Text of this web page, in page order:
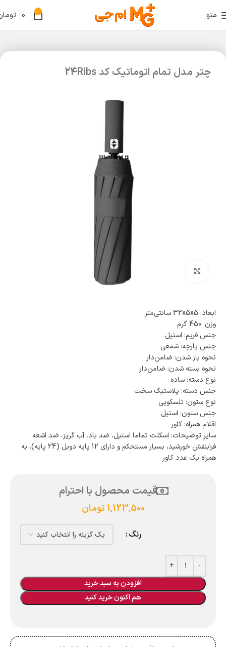
منو 0
0
چتر مدل تمام اتوماتیک کد 24Ribs
ابعاد: 32x5x5 سانتی‌متر
وزن: 450 گرم
جنس فریم: استیل
جنس پارچه: شمعی
نحوه باز شدن: ضامن‌دار
نحوه بسته شدن: ضامن‌دار
نوع دسته: ساده
جنس دسته: پلاستیک سخت
نوع ستون: تلسکوپی
جنس ستون: استیل
اقلام همراه: کاور
سایر توضیحات: اسکلت تماما استیل، ضد باد، آب گریز، ضد اشعه
فرابنفش خورشید، بسیار مستحکم و دارای 12 پایه دوبل (24 پایه)، به
همراه یک عدد کاور
قیمت محصول با احترام
1,123,500 تومان
رنگ
افزودن به سبد خرید
هم اکنون خرید کنید